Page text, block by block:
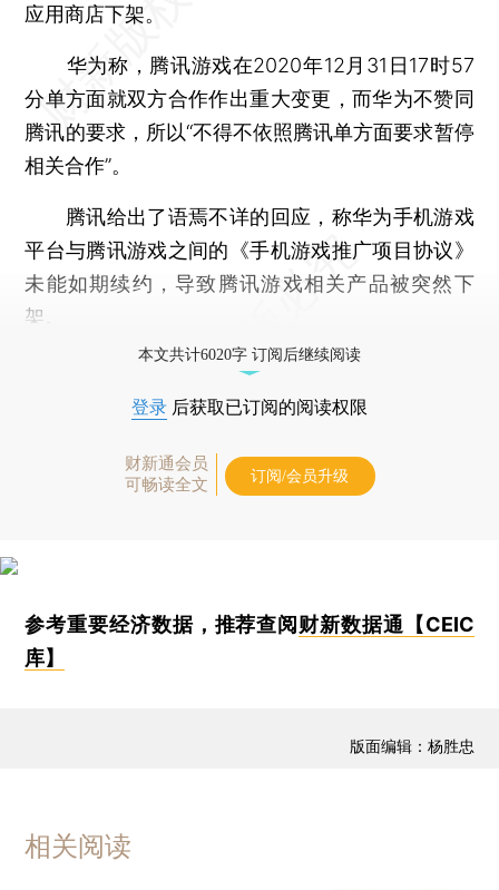
应用商店下架。
华为称，腾讯游戏在2020年12月31日17时57
分单方面就双方合作作出重大变更，而华为不赞同
腾讯的要求，所以“不得不依照腾讯单方面要求暂停
相关合作”。
腾讯给出了语焉不详的回应，称华为手机游戏
平台与腾讯游戏之间的《手机游戏推广项目协议》
未能如期续约，导致腾讯游戏相关产品被突然下
架。
本文共计6020字 订阅后继续阅读
登录 后获取已订阅的阅读权限
财新通会员
可畅读全文
订阅/会员升级
参考重要经济数据，推荐查阅财新数据通【CEIC
库】
版面编辑：杨胜忠
相关阅读